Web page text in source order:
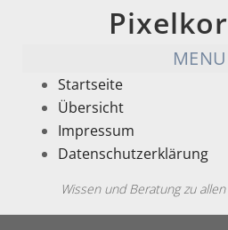
MENU
Startseite
Übersicht
Impressum
Datenschutzerklärung
Wissen und Beratung zu